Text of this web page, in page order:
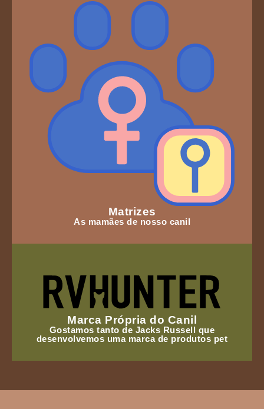
Matrizes
As mamães de nosso canil
Marca Própria do Canil
Gostamos tanto de Jacks Russell que
desenvolvemos uma marca de produtos pet